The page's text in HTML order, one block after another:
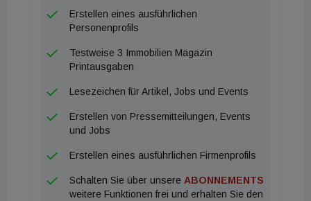
oder im Brandschutz verkürzen die Nutzungsdauer
erheblich und treiben die langfristigen Kosten in die
Höhe. Instandsetzung muss daher
gewerkeübergreifend geplant werden, um die
strukturelle Integrität der Immobilie dauerhaft zu
vor unvorhersehbaren Schadensereignissen und
KI und Sensorik: Die digitale Transformation
Erstellen eines ausführlichen
Personenprofils
Testweise 3 Immobilien Magazin
Printausgaben
Lesezeichen für Artikel, Jobs und Events
Erstellen von Pressemitteilungen, Events
und Jobs
Erstellen eines ausführlichen Firmenprofils
Schalten Sie über unsere ABONNEMENTS
weitere Funktionen frei und erhalten Sie den